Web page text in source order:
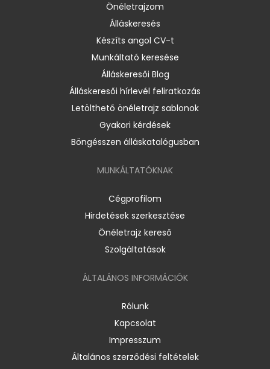
Önéletrajzom
Álláskeresés
Készíts angol CV-t
Munkáltató keresése
Álláskeresői Blog
Álláskeresői hírlevél feliratkozás
Letölthető önéletrajz sablonok
Gyakori kérdések
Böngésszen álláskatalógusban
MUNKÁLTATÓKNAK
Cégprofilom
Hirdetések szerkesztése
Önéletrajz kereső
Szolgáltatások
ÁLTALÁNOS INFORMÁCIÓK
Rólunk
Kapcsolat
Impresszum
Általános szerződési feltételek